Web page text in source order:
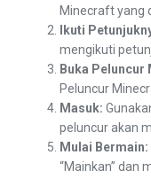
Minecraft yang
Ikuti
mengikuti
Buka Peluncur
Peluncur
Masuk:
peluncur akan
Mulai Bermain:
“Mainkan” dan